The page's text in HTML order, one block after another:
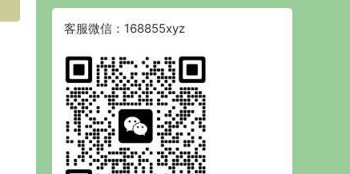
客服微信：168855xyz